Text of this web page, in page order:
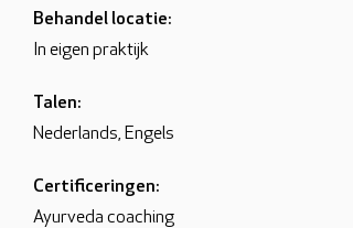
Behandel locatie:
In eigen praktijk
Talen:
Nederlands, Engels
Certificeringen:
Ayurveda coaching